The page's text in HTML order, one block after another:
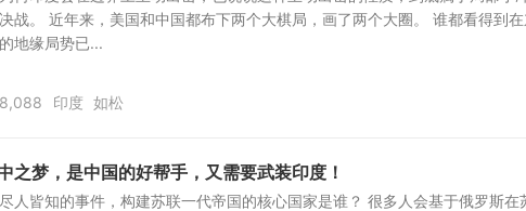
战。 近年来，美国和中国都布下两个大棋局，画了两个大圈。 谁都看得到
地缘局势已...
8,088 印度 如松
之梦，是中国的好帮手，又需要武装印度！
人皆知的事件，构建苏联一代帝国的核心国家是谁？ 很多人会基于俄罗斯在